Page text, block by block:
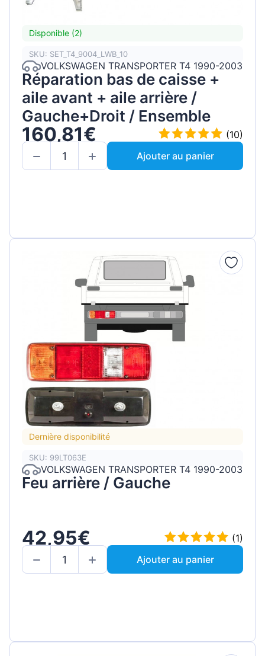
Disponible (2)
SKU: SET_T4_9004_LWB_10
VOLKSWAGEN TRANSPORTER T4 1990-2003
Réparation bas de caisse +
aile avant + aile arrière /
Gauche+Droit / Ensemble
160,81€
(10)
Ajouter au panier
Dernière disponibilité
SKU: 99LT063E
VOLKSWAGEN TRANSPORTER T4 1990-2003
Feu arrière / Gauche
42,95€
(1)
Ajouter au panier